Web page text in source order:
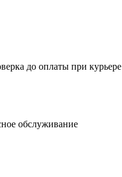
до оплаты при курьере
обслуживание